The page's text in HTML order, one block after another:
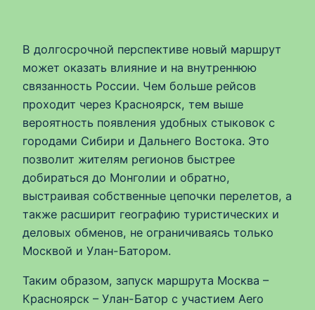
В долгосрочной перспективе новый маршрут
может оказать влияние и на внутреннюю
связанность России. Чем больше рейсов
проходит через Красноярск, тем выше
вероятность появления удобных стыковок с
городами Сибири и Дальнего Востока. Это
позволит жителям регионов быстрее
добираться до Монголии и обратно,
выстраивая собственные цепочки перелетов, а
также расширит географию туристических и
деловых обменов, не ограничиваясь только
Москвой и Улан-Батором.
Таким образом, запуск маршрута Москва –
Красноярск – Улан-Батор с участием Aero